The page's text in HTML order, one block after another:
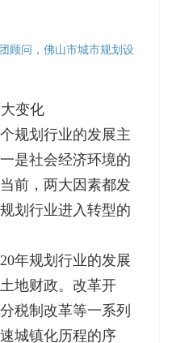
顾问，佛山市城市规划设
变化
规划行业的发展主
是社会经济环境的
前，两大因素都发
划行业进入转型的
年规划行业的发展
地财政。改革开
税制改革等一系列
城镇化历程的序